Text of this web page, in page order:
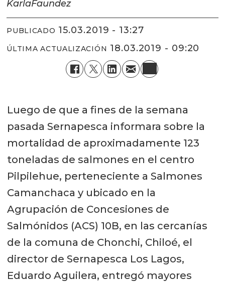
KarlaFaundez
PUBLICADO 15.03.2019 - 13:27
ÚLTIMA ACTUALIZACIÓN 18.03.2019 - 09:20
Luego de que a fines de la semana
pasada Sernapesca informara sobre la
mortalidad de aproximadamente 123
toneladas de salmones en el centro
Pilpilehue, perteneciente a Salmones
Camanchaca y ubicado en la
Agrupación de Concesiones de
Salmónidos (ACS) 10B, en las cercanías
de la comuna de Chonchi, Chiloé, el
director de Sernapesca Los Lagos,
Eduardo Aguilera, entregó mayores